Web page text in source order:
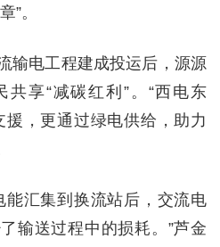
”。
输电工程建成投运后，源源
享“减碳红利”。“西电东
援，更通过绿电供给，助力
能汇集到换流站后，交流电
输送过程中的损耗。”芦金